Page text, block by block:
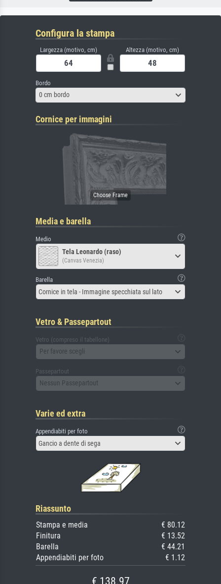
Configura la stampa
Largezza (motivo, cm) Altezza (motivo, cm)
Bordo
0 cm bordo
Cornice per immagini
Media e barella
Medio
Tela Leonardo (raso)
(Canvas Venezia)
Barella
Cornice in tela - Immagine specchiata sul lato
Vetro & Passepartout
Vetro (compreso il tabellone)
Per favore scegli
Passepartout
Nessun Passepartout
Varie ed extra
Appendiabiti per foto
Gancio a dente di sega
Riassunto
Stampa e media
€ 80.12
Finitura
€ 13.52
Barella
€ 44.21
Appendiabiti per foto
€ 1.12
€ 138.97